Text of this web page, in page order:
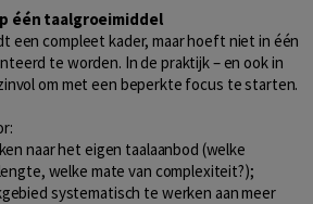
één taalgroeimiddel
een compleet kader, maar hoeft niet in één
te worden. In de praktijk – en ook in
om met een beperkte focus te starten.
naar het eigen taalaanbod (welke
welke mate van complexiteit?);
systematisch te werken aan meer